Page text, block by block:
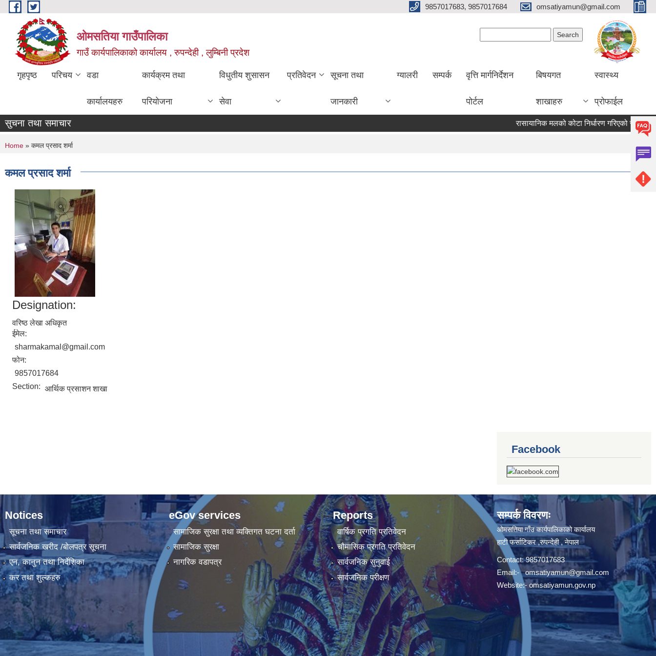
Skip to main content 9857017683, 9857017684 omsatiyamun@gmail.com
ओमसतिया गाउँपालिका
गाउँ कार्यपालिकाको कार्यालय , रुपन्देही , लुम्बिनी प्रदेश
गृहपृष्ठ परिचय वडा
कार्यालयहरु
कार्यक्रम तथा
परियोजना
विधुतीय शुसासन
सेवा
प्रतिवेदन सूचना तथा
जानकारी
ग्यालरी सम्पर्क वृत्ति मार्गनिर्देशन
पोर्टल
बिषयगत
शाखाहरु
स्वास्थ्य
प्रोफाईल
सुचना तथा समाचार रासायानिक मलको कोटा निर्धारण गरिएको सूचना
You are here
Home » कमल प्रसाद शर्मा
कमल प्रसाद शर्मा
Designation:
वरिष्ठ लेखा अधिकृत
ईमेल:
sharmakamal@gmail.com
फोन:
9857017684
Section: आर्थिक प्रसाशन शाखा
Facebook
Notices
सूचना तथा समाचार
सार्वजनिक खरीद /बोलपत्र सूचना
एन, कानुन तथा निर्देशिका
कर तथा शुल्कहरु
eGov services
सामाजिक सुरक्षा तथा व्यक्तिगत घटना दर्ता
सामाजिक सुरक्षा
नागरिक वडापत्र
Reports
वार्षिक प्रगति प्रतिवेदन
चौमासिक प्रगति प्रतिवेदन
सार्वजनिक सुनुवाई
सार्वजनिक परीक्षण
सम्पर्क विवरणः
ओमसतिया गाँउ कार्यपालिकाको कार्यालय
हाटी फर्साटिकर ,रुपन्देही , नेपाल
Contact: 9857017683
Email:-omsatiyamun@gmail.com
Website:- omsatiyamun.gov.np